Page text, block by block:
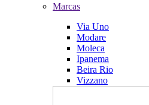
Marcas
Via Uno
Modare
Moleca
Ipanema
Beira Rio
Vizzano